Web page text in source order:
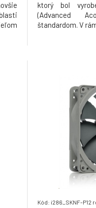
ktorý bol
(Advanced
štandardom. V
Kód: i286_SKNF-P12